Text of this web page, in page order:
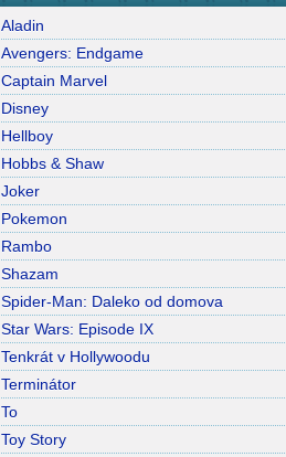
Aladin
Avengers: Endgame
Captain Marvel
Disney
Hellboy
Hobbs & Shaw
Joker
Pokemon
Rambo
Shazam
Spider-Man: Daleko od domova
Star Wars: Episode IX
Tenkrát v Hollywoodu
Terminátor
To
Toy Story